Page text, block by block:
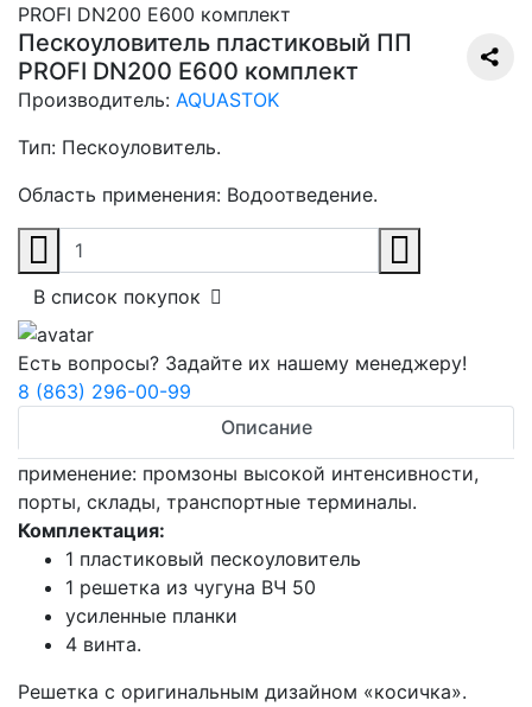
Пескоуловитель пластиковый ПП
PROFI DN200 E600 комплект
Производитель: AQUASTOK
Тип: Пескоуловитель.
Область применения: Водоотведение.
В список покупок
Есть вопросы? Задайте их нашему менеджеру!
8 (863) 296-00-99
Описание
применение: промзоны высокой интенсивности,
порты, склады, транспортные терминалы.
Комплектация:
1 пластиковый пескоуловитель
1 решетка из чугуна ВЧ 50
усиленные планки
4 винта.
Решетка с оригинальным дизайном «косичка».